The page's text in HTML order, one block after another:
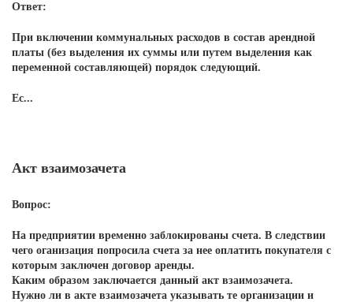
Ответ:
При включении коммунальных расходов в состав арендной
платы (без выделения их суммы или путем выделения как
переменной составляющей) порядок следующий.
Ес...
Акт взаимозачета
Вопрос:
На предприятии временно заблокированы счета. В следствии
чего оганизация попросила счета за нее оплатить покупателя с
которым заключен договор аренды.
Каким образом заключается данный акт взаимозачета.
Нужно ли в акте взаимозачета указывать те организации и